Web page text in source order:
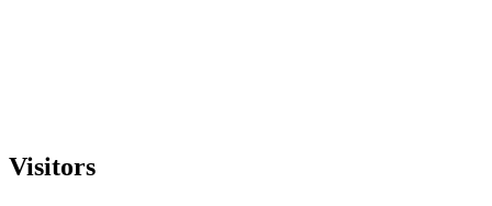
Visitors